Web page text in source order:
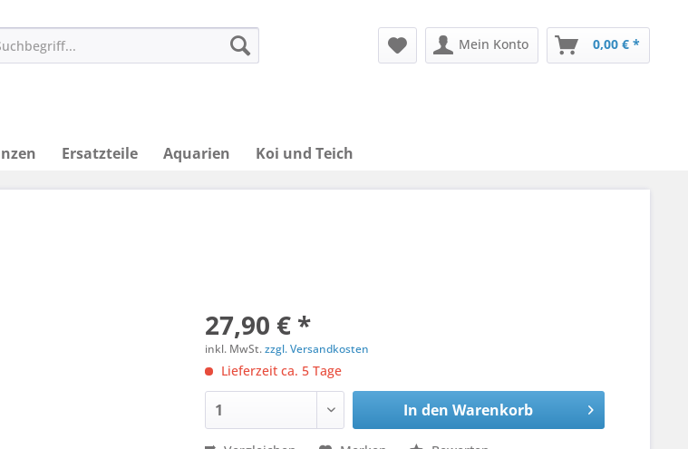
Mein Konto 0,00 € *
Ersatzteile Aquarien Koi und Teich
27,90 € *
inkl. MwSt.zzgl. Versandkosten
Lieferzeit ca. 5 Tage
In den Warenkorb